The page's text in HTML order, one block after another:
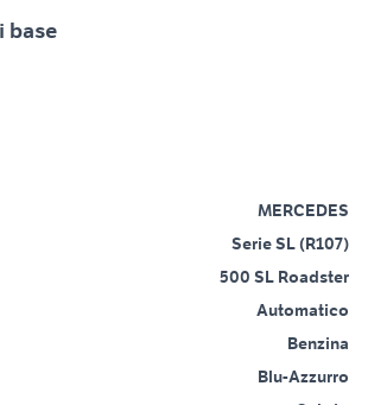
base
MERCEDES
Serie SL (R107)
500 SL Roadster
Automatico
Benzina
Blu-Azzurro